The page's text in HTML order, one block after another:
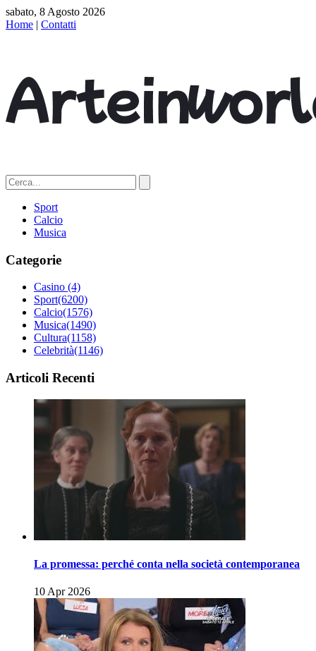
sabato, 8 Agosto 2026
Home | Contatti
Sport
Calcio
Musica
Categorie
Casino (4)
Sport(6200)
Calcio(1576)
Musica(1490)
Cultura(1158)
Celebrità(1146)
Articoli Recenti
La promessa: perché conta nella società contemporanea
10 Apr 2026